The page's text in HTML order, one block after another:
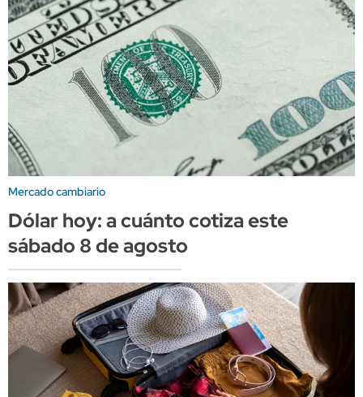
Mercado cambiario
Dólar hoy: a cuánto cotiza este
sábado 8 de agosto